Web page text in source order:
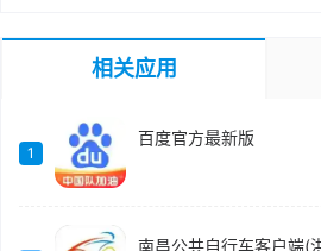
相关应用
1
百度官方最新版